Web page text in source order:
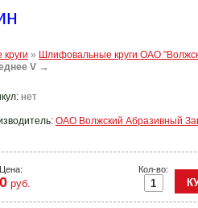
» Шлифовальные круги ОАО
V →
нет
ОАО Волжский Абразивный
Кол-во:
Цена:
0 руб.